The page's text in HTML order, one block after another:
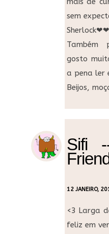
sem
Também
gosto
a pena ler
Beijos,
Sifi
12 JANEIRO,
<3 Larga
feliz em